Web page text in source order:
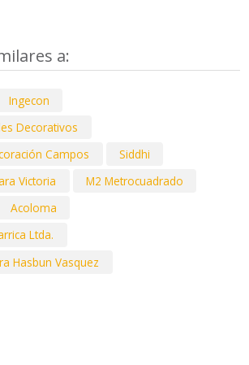
a:
Ingecon
Decorativos
Campos
Siddhi
Victoria
M2 Metrocuadrado
Acoloma
Ltda.
Hasbun Vasquez